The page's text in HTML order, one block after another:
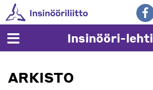
Skip
to
content
Insinööri-lehti
ARKISTO